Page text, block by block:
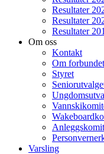
Resultater
Resultater
Resultater
Om oss
Kontakt
Om forbundet
Styret
Varsling